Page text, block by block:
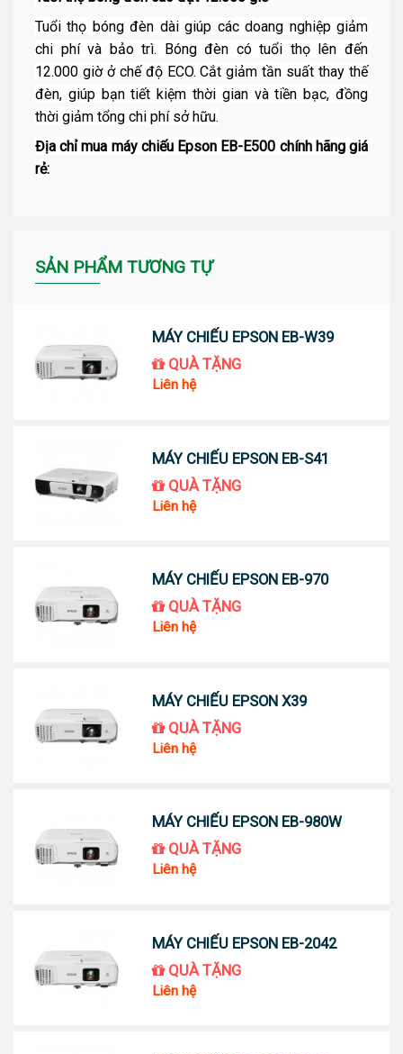
Tuổi thọ bóng đèn dài giúp các doang nghiệp giảm
chi phí và bảo trì. Bóng đèn có tuổi thọ lên đến
12.000 giờ ở chế độ ECO. Cắt giảm tần suất thay thế
đèn, giúp bạn tiết kiệm thời gian và tiền bạc, đồng
thời giảm tổng chi phí sở hữu.
Địa chỉ mua máy chiếu Epson EB-E500 chính hãng giá
rẻ:
SẢN PHẨM TƯƠNG TỰ
MÁY CHIẾU EPSON EB-W39
QUÀ TẶNG
Liên hệ
MÁY CHIẾU EPSON EB-S41
QUÀ TẶNG
Liên hệ
MÁY CHIẾU EPSON EB-970
QUÀ TẶNG
Liên hệ
MÁY CHIẾU EPSON X39
QUÀ TẶNG
Liên hệ
MÁY CHIẾU EPSON EB-980W
QUÀ TẶNG
Liên hệ
MÁY CHIẾU EPSON EB-2042
QUÀ TẶNG
Liên hệ